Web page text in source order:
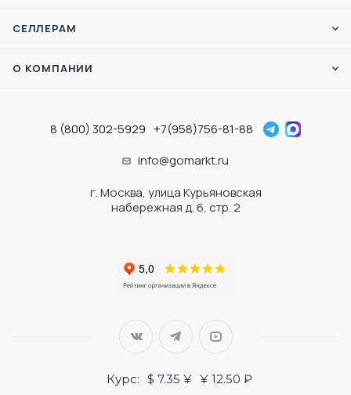
СЕЛЛЕРАМ
О КОМПАНИИ
8 (800) 302-5929 +7(958)756-81-88
info@gomarkt.ru
г. Москва, улица Курьяновская
набережная д. 6, стр. 2
Курс: $ 7.35 ¥ ¥ 12.50 ₽